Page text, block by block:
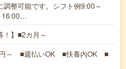
整可能です。シフト例9:00～
16:00…
！】■2カ月～
円～ ■週払いOK ■扶養内OK ■